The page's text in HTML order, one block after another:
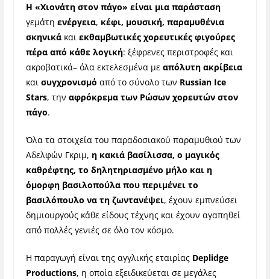
Η «Χιονάτη στον πάγο» είναι μια παράσταση
γεμάτη ενέργεια, κέφι, μουσική, παραμυθένια
σκηνικά και εκθαμβωτικές χορευτικές φιγούρες
πέρα από κάθε λογική: ξέφρενες περιστροφές και
ακροβατικά– όλα εκτελεσμένα με απόλυτη ακρίβεια
και συγχρονισμό από το σύνολο των Russian Ice
Stars, την αφρόκρεμα των Ρώσων χορευτών στον
πάγο.
Όλα τα στοιχεία του παραδοσιακού παραμυθιού των
Αδελφών Γκριμ, η κακιά βασίλισσα, ο μαγικός
καθρέφτης, το δηλητηριασμένο μήλο και η
όμορφη βασιλοπούλα που περιμένει το
βασιλόπουλο να τη ζωντανέψει, έχουν εμπνεύσει
δημιουργούς κάθε είδους τέχνης και έχουν αγαπηθεί
από πολλές γενιές σε όλο τον κόσμο.
Η παραγωγή είναι της αγγλικής εταιρίας Deplidge
Productions, η οποία εξειδικεύεται σε μεγάλες